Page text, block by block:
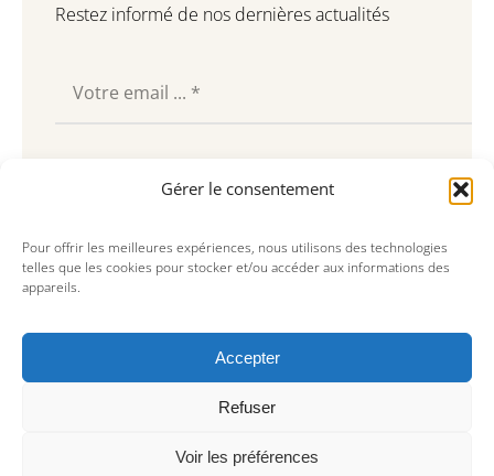
Gérer le consentement
Pour offrir les meilleures expériences, nous utilisons des technologies
telles que les cookies pour stocker et/ou accéder aux informations des
appareils.
Accepter
Refuser
Voir les préférences
Restez informé de nos dernières actualités
Souscrire